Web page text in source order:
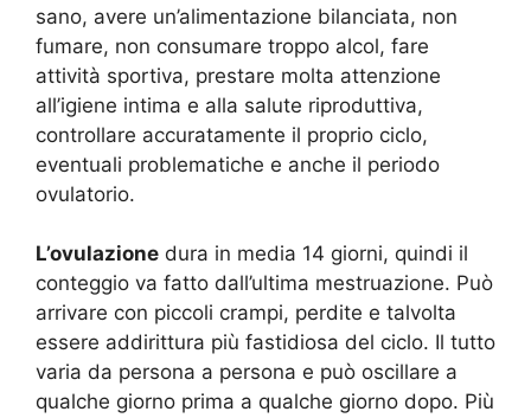
sano, avere un’alimentazione bilanciata, non
fumare, non consumare troppo alcol, fare
attività sportiva, prestare molta attenzione
all’igiene intima e alla salute riproduttiva,
controllare accuratamente il proprio ciclo,
eventuali problematiche e anche il periodo
ovulatorio.
L’ovulazione dura in media 14 giorni, quindi il
conteggio va fatto dall’ultima mestruazione. Può
arrivare con piccoli crampi, perdite e talvolta
essere addirittura più fastidiosa del ciclo. Il tutto
varia da persona a persona e può oscillare a
qualche giorno prima a qualche giorno dopo. Più